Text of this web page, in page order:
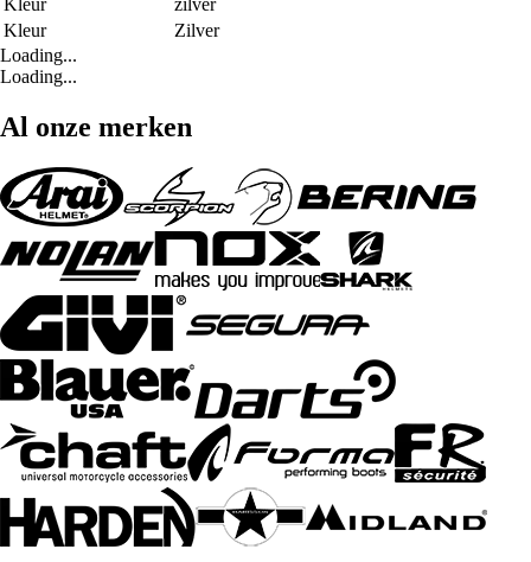
Kleur
zilver
Kleur
Zilver
Loading...
Loading...
Al onze merken